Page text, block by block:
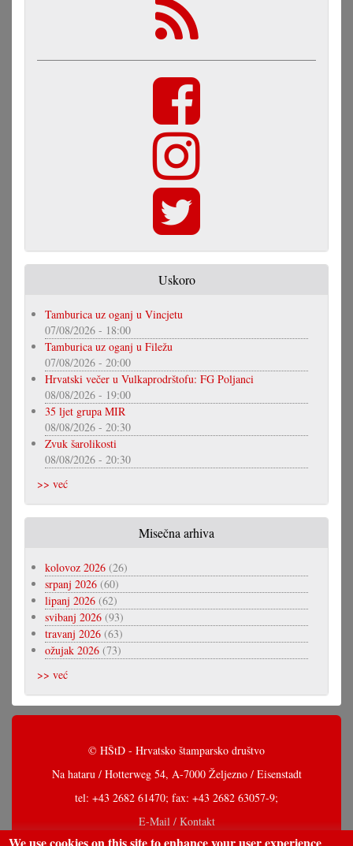
Uskoro
Tamburica uz oganj u Vincjetu
07/08/2026 - 18:00
Tamburica uz oganj u Filežu
07/08/2026 - 20:00
Hrvatski večer u Vulkaprodrštofu: FG Poljanci
08/08/2026 - 19:00
35 ljet grupa MIR
08/08/2026 - 20:30
Zvuk šarolikosti
08/08/2026 - 20:30
>> već
Misečna arhiva
kolovoz 2026 (26)
srpanj 2026 (60)
lipanj 2026 (62)
svibanj 2026 (93)
travanj 2026 (63)
ožujak 2026 (73)
>> već
© HŠtD - Hrvatsko štamparsko društvo
Na hataru / Hotterweg 54, A-7000 Željezno / Eisenstadt
tel: +43 2682 61470; fax: +43 2682 63057-9;
E-Mail / Kontakt